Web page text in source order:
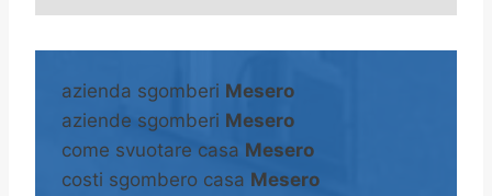
A
e
n
a
azienda sgomberi Mesero
aziende sgomberi Mesero
come svuotare casa Mesero
costi sgombero casa Mesero